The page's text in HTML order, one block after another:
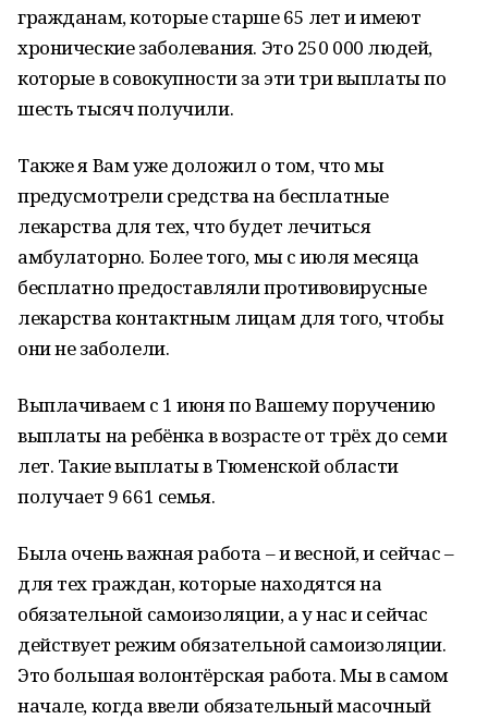
гражданам, которые старше 65 лет и имеют
хронические заболевания. Это 250 000 людей,
которые в совокупности за эти три выплаты по
шесть тысяч получили.
Также я Вам уже доложил о том, что мы
предусмотрели средства на бесплатные
лекарства для тех, что будет лечиться
амбулаторно. Более того, мы с июля месяца
бесплатно предоставляли противовирусные
лекарства контактным лицам для того, чтобы
они не заболели.
Выплачиваем с 1 июня по Вашему поручению
выплаты на ребёнка в возрасте от трёх до семи
лет. Такие выплаты в Тюменской области
получает 9 661 семья.
Была очень важная работа – и весной, и сейчас –
для тех граждан, которые находятся на
обязательной самоизоляции, а у нас и сейчас
действует режим обязательной самоизоляции.
Это большая волонтёрская работа. Мы в самом
начале, когда ввели обязательный масочный